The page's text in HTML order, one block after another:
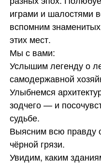
играми и шалостями
вспомним
этих мест.
Мы с вами:
Услышим легенду о
самодержавной
Улыбнемся
зодчего — и
судьбе.
Выясним всю правду
чёрной грязи.
Увидим, каким